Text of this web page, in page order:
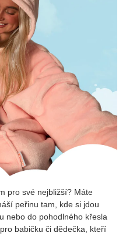
pro své nejbližší? Máte
peřinu tam, kde si jdou
nebo do pohodlného křesla
babičku či dědečka, kteří